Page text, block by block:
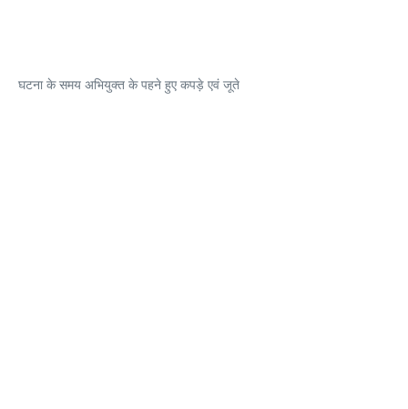
घटना के समय अभियुक्त के पहने हुए कपड़े एवं जूते